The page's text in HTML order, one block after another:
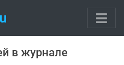
в журнале